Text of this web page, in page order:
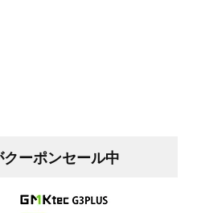
ーポンセール中